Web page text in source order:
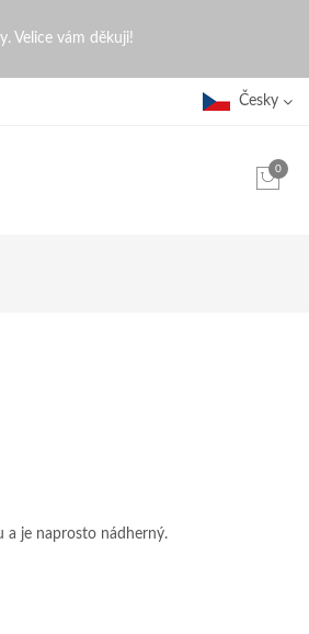
Velice vám děkuji!
Česky
0
a je naprosto nádherný.